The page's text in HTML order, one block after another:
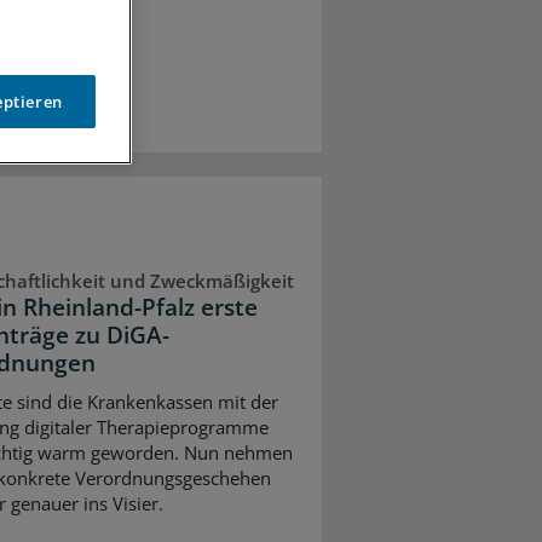
und Zweckmäßigkeit
Rheinland-Pfalz erste
zu DiGA-
sind die Krankenkassen mit der
digitaler Therapieprogramme
warm geworden. Nun nehmen
Verordnungsgeschehen
genauer ins Visier.